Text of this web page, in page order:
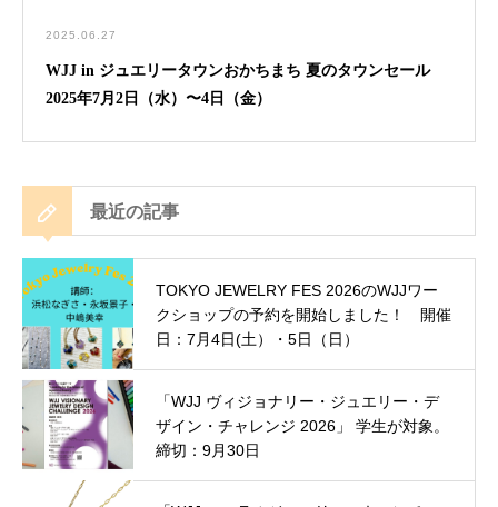
2025.06.27
WJJ in ジュエリータウンおかちまち 夏のタウンセール
2025年7月2日（水）〜4日（金）
最近の記事
TOKYO JEWELRY FES 2026のWJJワー
クショップの予約を開始しました！ 開催
日：7月4日(土）・5日（日）
「WJJ ヴィジョナリー・ジュエリー・デ
ザイン・チャレンジ 2026」 学生が対象。
締切：9月30日